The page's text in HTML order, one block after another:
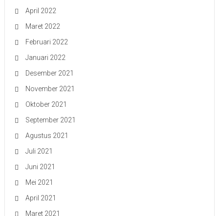
April 2022
Maret 2022
Februari 2022
Januari 2022
Desember 2021
November 2021
Oktober 2021
September 2021
Agustus 2021
Juli 2021
Juni 2021
Mei 2021
April 2021
Maret 2021